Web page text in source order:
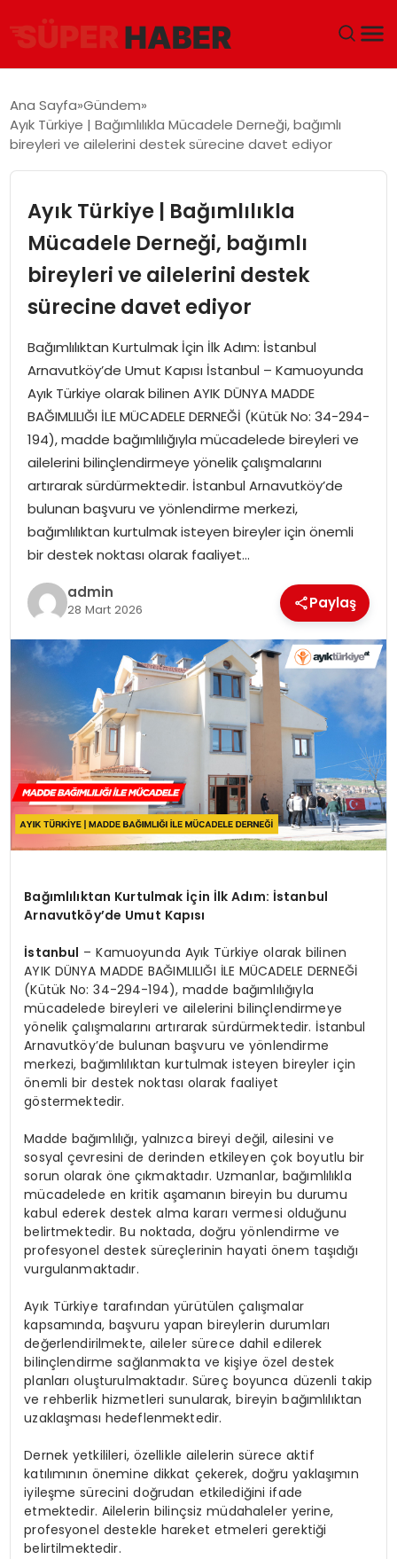
GÜNDEM
EĞITIM
EKONOMI
SAĞLIK
SIYASET
SPOR
TEKNOLOJI
YAŞAM
Ana Sayfa Gündem
Ayık Türkiye | Bağımlılıkla Mücadele Derneği, bağımlı
bireyleri ve ailelerini destek sürecine davet ediyor
Ayık Türkiye | Bağımlılıkla
Mücadele Derneği, bağımlı
bireyleri ve ailelerini destek
sürecine davet ediyor
Bağımlılıktan Kurtulmak İçin İlk Adım: İstanbul
Arnavutköy’de Umut Kapısı İstanbul – Kamuoyunda
Ayık Türkiye olarak bilinen AYIK DÜNYA MADDE
BAĞIMLILIĞI İLE MÜCADELE DERNEĞİ (Kütük No: 34-294-
194), madde bağımlılığıyla mücadelede bireyleri ve
ailelerini bilinçlendirmeye yönelik çalışmalarını
artırarak sürdürmektedir. İstanbul Arnavutköy’de
bulunan başvuru ve yönlendirme merkezi,
bağımlılıktan kurtulmak isteyen bireyler için önemli
bir destek noktası olarak faaliyet…
admin
28 Mart 2026 Paylaş
Bağımlılıktan Kurtulmak İçin İlk Adım: İstanbul
Arnavutköy’de Umut Kapısı
İstanbul – Kamuoyunda Ayık Türkiye olarak bilinen
AYIK DÜNYA MADDE BAĞIMLILIĞI İLE MÜCADELE DERNEĞİ
(Kütük No: 34-294-194), madde bağımlılığıyla
mücadelede bireyleri ve ailelerini bilinçlendirmeye
yönelik çalışmalarını artırarak sürdürmektedir. İstanbul
Arnavutköy’de bulunan başvuru ve yönlendirme
merkezi, bağımlılıktan kurtulmak isteyen bireyler için
önemli bir destek noktası olarak faaliyet
göstermektedir.
Madde bağımlılığı, yalnızca bireyi değil, ailesini ve
sosyal çevresini de derinden etkileyen çok boyutlu bir
sorun olarak öne çıkmaktadır. Uzmanlar, bağımlılıkla
mücadelede en kritik aşamanın bireyin bu durumu
kabul ederek destek alma kararı vermesi olduğunu
belirtmektedir. Bu noktada, doğru yönlendirme ve
profesyonel destek süreçlerinin hayati önem taşıdığı
vurgulanmaktadır.
Ayık Türkiye tarafından yürütülen çalışmalar
kapsamında, başvuru yapan bireylerin durumları
değerlendirilmekte, aileler sürece dahil edilerek
bilinçlendirme sağlanmakta ve kişiye özel destek
planları oluşturulmaktadır. Süreç boyunca düzenli takip
ve rehberlik hizmetleri sunularak, bireyin bağımlılıktan
uzaklaşması hedeflenmektedir.
Dernek yetkilileri, özellikle ailelerin sürece aktif
katılımının önemine dikkat çekerek, doğru yaklaşımın
iyileşme sürecini doğrudan etkilediğini ifade
etmektedir. Ailelerin bilinçsiz müdahaleler yerine,
profesyonel destekle hareket etmeleri gerektiği
belirtilmektedir.